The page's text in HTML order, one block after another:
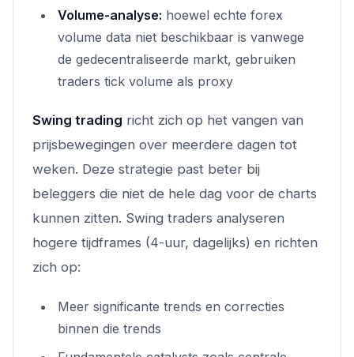
Volume-analyse: hoewel echte forex
volume data niet beschikbaar is vanwege
de gedecentraliseerde markt, gebruiken
traders tick volume als proxy
Swing trading richt zich op het vangen van
prijsbewegingen over meerdere dagen tot
weken. Deze strategie past beter bij
beleggers die niet de hele dag voor de charts
kunnen zitten. Swing traders analyseren
hogere tijdframes (4-uur, dagelijks) en richten
zich op:
Meer significante trends en correcties
binnen die trends